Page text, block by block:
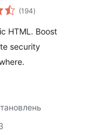
(194загальний
рейтинг
)
HTML. Boost
security